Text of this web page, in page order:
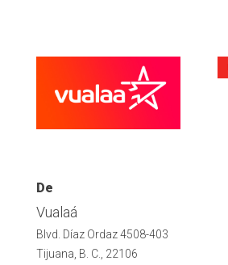
De
Vualaá
Blvd. Díaz Ordaz 4508-403
Tijuana, B. C., 22106